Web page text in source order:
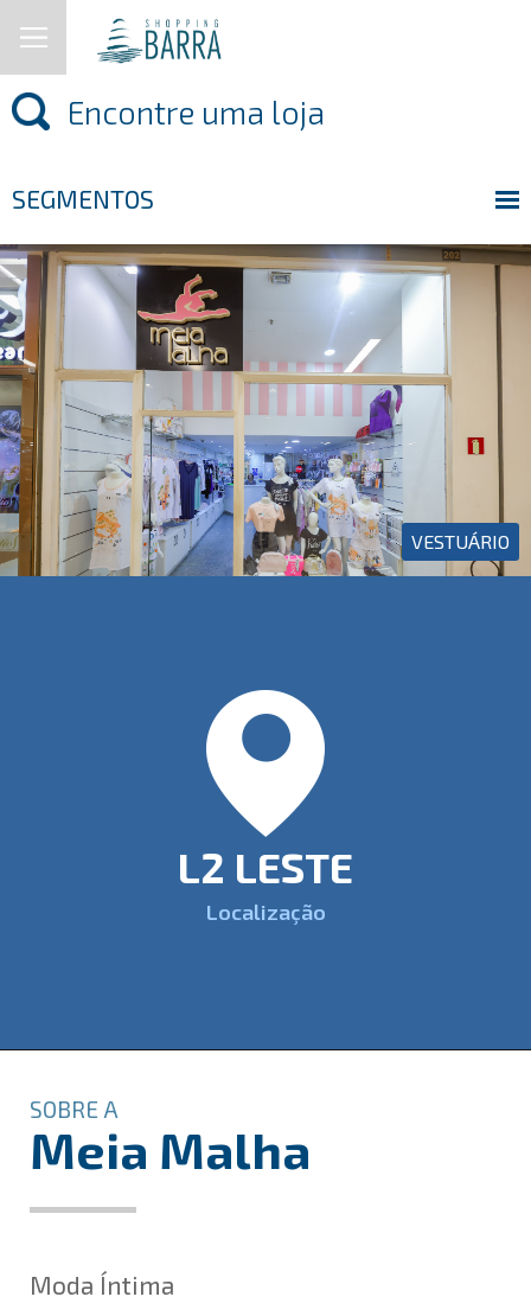
SEGMENTOS
VESTUÁRIO
L2 LESTE
Localização
SOBRE A
Meia Malha
Moda Íntima